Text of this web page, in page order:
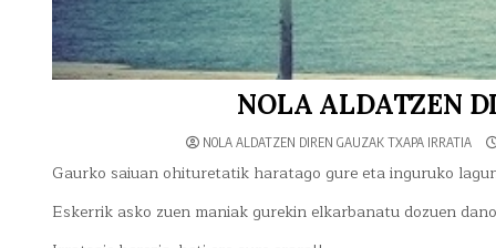
NOLA ALDATZEN
NOLA ALDATZEN DIREN GAUZAK TXAPA IRRATIA
Gaurko saiuan ohituretatik haratago gure eta inguruko
Eskerrik asko zuen maniak gurekin elkarbanatu dozuen